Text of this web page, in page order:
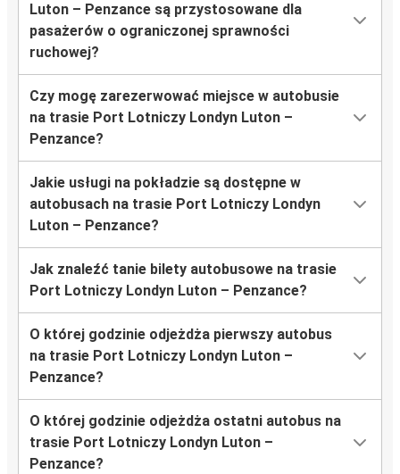
Luton – Penzance są przystosowane dla
pasażerów o ograniczonej sprawności
ruchowej?
Czy mogę zarezerwować miejsce w autobusie
na trasie Port Lotniczy Londyn Luton –
Penzance?
Jakie usługi na pokładzie są dostępne w
autobusach na trasie Port Lotniczy Londyn
Luton – Penzance?
Jak znaleźć tanie bilety autobusowe na trasie
Port Lotniczy Londyn Luton – Penzance?
O której godzinie odjeżdża pierwszy autobus
na trasie Port Lotniczy Londyn Luton –
Penzance?
O której godzinie odjeżdża ostatni autobus na
trasie Port Lotniczy Londyn Luton –
Penzance?